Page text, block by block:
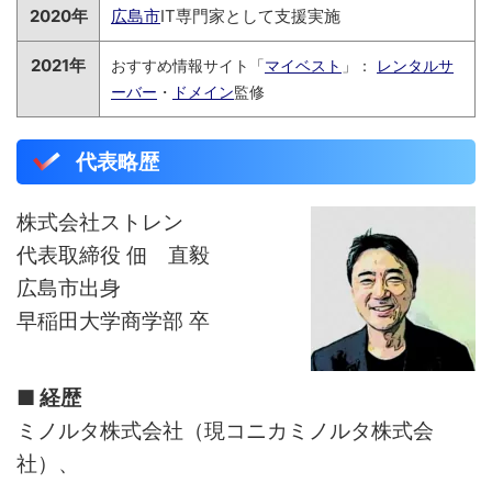
2020年 広島市IT専門家として支援実施
2021年 おすすめ情報サイト「マイベスト 」：
レンタルサ
ーバー ・ ドメイン監修
代表略歴
株式会社ストレン
代表取締役 佃 直毅
広島市出身
早稲田大学商学部 卒
■ 経歴
ミノルタ株式会社（現コニカミノルタ株式会
社）、